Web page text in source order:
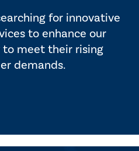
for innovative
to enhance our
meet their rising
demands.